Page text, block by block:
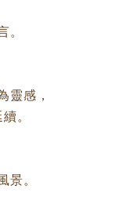
靈感，
。
。